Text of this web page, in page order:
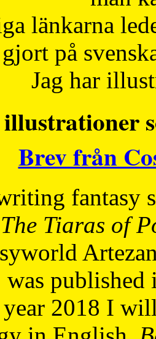
länkarna
gjort på
Jag har
illustrationer
Brev från
fantasy
The Tiaras of
was published
2018 I